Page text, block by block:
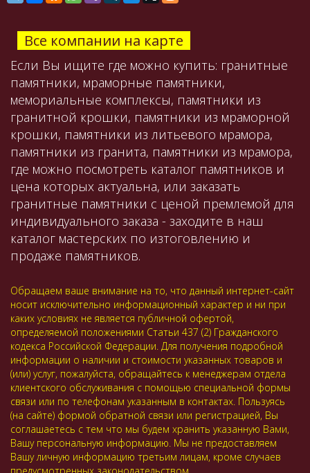
Все компании на карте
Если Вы ищите где можно купить: гранитные
памятники, мраморные памятники,
мемориальные комплексы, памятники из
гранитной крошки, памятники из мраморной
крошки, памятники из литьевого мрамора,
памятники из гранита, памятники из мрамора,
где можно посмотреть каталог памятников и
цена которых актуальна, или заказать
гранитные памятники с ценой премлемой для
индивидуального заказа - заходите в наш
каталог мастерских по изтоговлению и
продаже памятников.
Обращаем ваше внимание на то, что данный интернет-сайт
носит исключительно информационный характер и ни при
каких условиях не является публичной офертой,
определяемой положениями Статьи 437 (2) Гражданского
кодекса Российской Федерации. Для получения подробной
информации о наличии и стоимости указанных товаров и
(или) услуг, пожалуйста, обращайтесь к менеджерам отдела
клиентского обслуживания с помощью специальной формы
связи или по телефонам указанным в контактах. Пользуясь
(на сайте) формой обратной связи или регистрацией, Вы
соглашаетесь с тем что мы будем хранить указанную Вами,
Вашу персональную информацию. Мы не предоставляем
Вашу личную информацию третьим лицам, кроме случаев